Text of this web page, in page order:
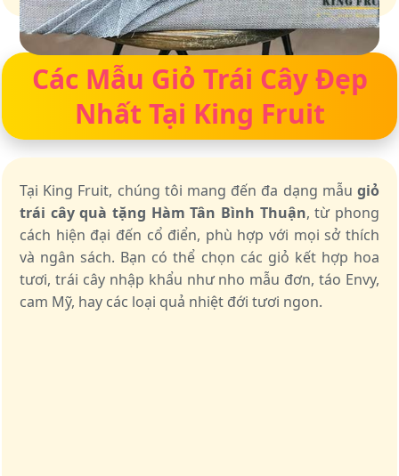
Các Mẫu Giỏ Trái Cây Đẹp
Nhất Tại King Fruit
Tại King Fruit, chúng tôi mang đến đa dạng mẫu giỏ
trái cây quà tặng Hàm Tân Bình Thuận, từ phong
cách hiện đại đến cổ điển, phù hợp với mọi sở thích
và ngân sách. Bạn có thể chọn các giỏ kết hợp hoa
tươi, trái cây nhập khẩu như nho mẫu đơn, táo Envy,
cam Mỹ, hay các loại quả nhiệt đới tươi ngon.